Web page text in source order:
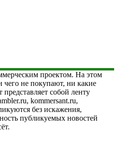
проектом. На этом
чего не покупают, ни какие
собой ленту
kommersant.ru,
без искажения,
публикуемых новостей